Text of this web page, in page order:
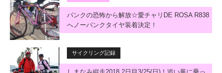
パンクの恐怖から解放☆愛チャリDE ROSA R838
へノーパンクタイヤ装着決定！
サイクリング記録